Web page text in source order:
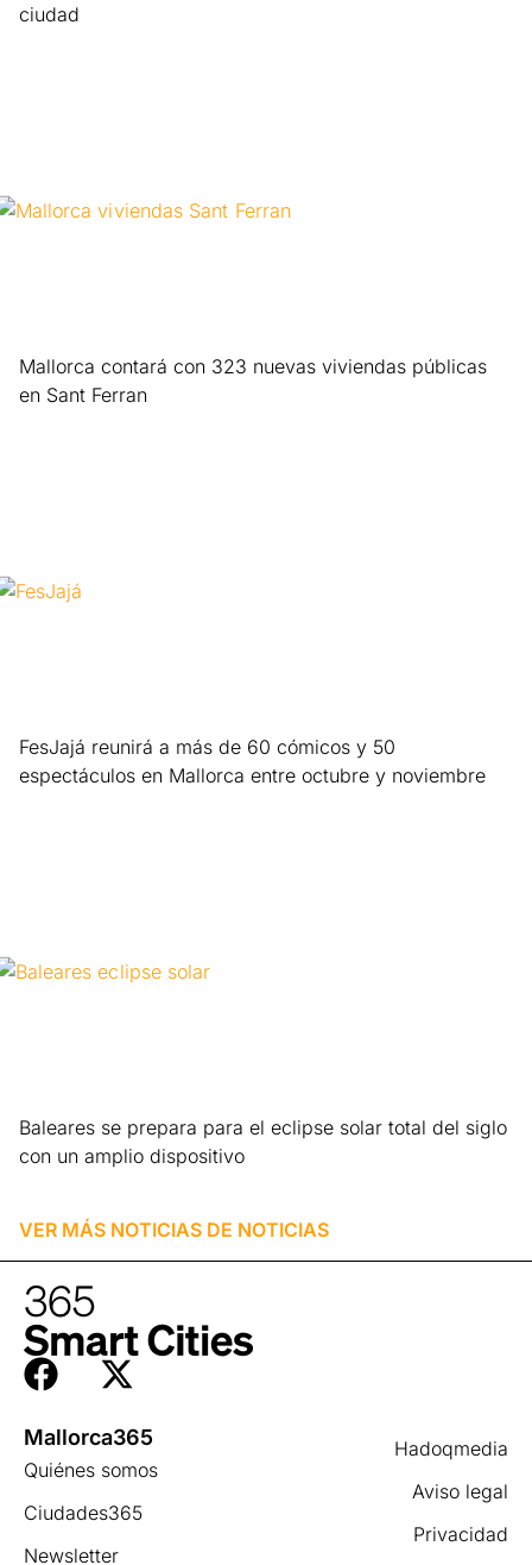
ciudad
Mallorca contará con 323 nuevas viviendas públicas
en Sant Ferran
FesJajá reunirá a más de 60 cómicos y 50
espectáculos en Mallorca entre octubre y noviembre
Baleares se prepara para el eclipse solar total del siglo
con un amplio dispositivo
VER MÁS NOTICIAS DE NOTICIAS
Hadoqmedia
Aviso legal
Privacidad
Mallorca365
Quiénes somos
Ciudades365
Newsletter